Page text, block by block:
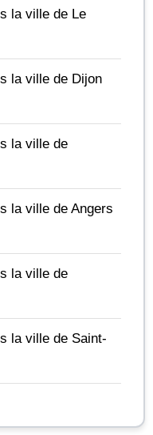
la ville de Le
la ville de Dijon
la ville de
la ville de Angers
la ville de
la ville de Saint-